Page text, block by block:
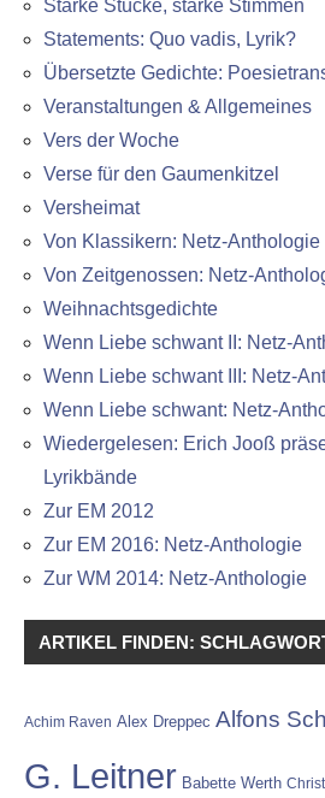
Starke Stücke, starke Stimmen
Statements: Quo vadis, Lyrik?
Übersetzte Gedichte:
Veranstaltungen & Allgemeines
Vers der Woche
Verse für den Gaumenkitzel
Versheimat
Von Klassikern: Netz-Anthologie
Von Zeitgenossen: Netz-
Weihnachtsgedichte
Wenn Liebe schwant II: Netz-
Wenn Liebe schwant III: Netz-
Wenn Liebe schwant: Netz-
Wiedergelesen: Erich Jooß
Lyrikbände
Zur EM 2012
Zur EM 2016: Netz-Anthologie
Zur WM 2014: Netz-Anthologie
ARTIKEL FINDEN:
Achim Raven Alex Dreppec Alfons
G. Leitner Babette Werth